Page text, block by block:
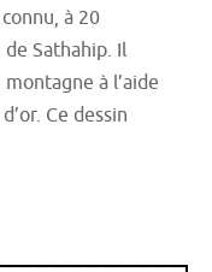
à 20
Sathahip. Il
à l’aide
Ce dessin